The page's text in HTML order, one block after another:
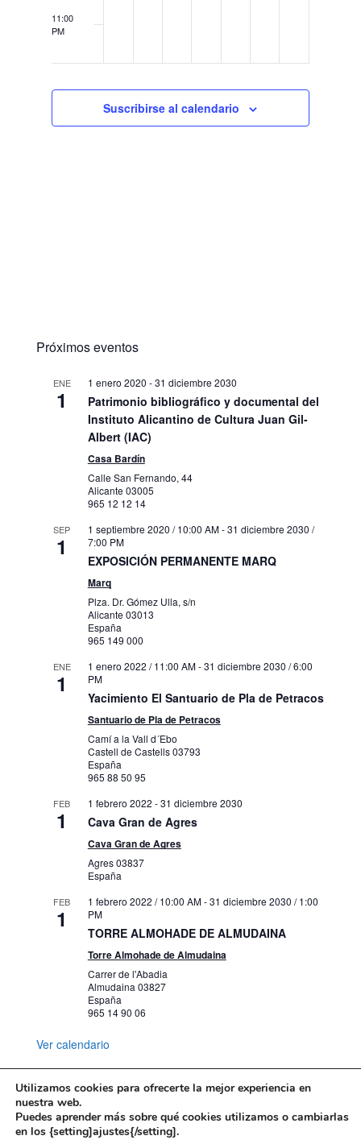
11:00
PM
Suscribirse al calendario
Próximos eventos
ENE
1
1 enero 2020 -31 diciembre 2030
Patrimonio bibliográfico y documental del
Instituto Alicantino de Cultura Juan Gil-
Albert (IAC)
Casa Bardín
Calle San Fernando, 44
Alicante 03005
965 12 12 14
SEP
1
1 septiembre 2020 / 10:00 AM-31 diciembre 2030 /
7:00 PM
EXPOSICIÓN PERMANENTE MARQ
Marq
Plza. Dr. Gómez Ulla, s/n
Alicante 03013
España
965 149 000
ENE
1
1 enero 2022 / 11:00 AM-31 diciembre 2030 / 6:00
PM
Yacimiento El Santuario de Pla de Petracos
Santuario de Pla de Petracos
Camí a la Vall d´Ebo
Castell de Castells03793
España
965 88 50 95
FEB
1
1 febrero 2022 -31 diciembre 2030
Cava Gran de Agres
Cava Gran de Agres
Agres03837
España
FEB
1
1 febrero 2022 / 10:00 AM-31 diciembre 2030 / 1:00
PM
TORRE ALMOHADE DE ALMUDAINA
Torre Almohade de Almudaina
Carrer de l'Abadia
Almudaina 03827
España
965 14 90 06
Ver calendario
Mapa web
Política de Privacidad
Politica de cookies
Utilizamos cookies para ofrecerte la mejor experiencia en
nuestra web.
Puedes aprender más sobre qué cookies utilizamos o cambiarlas
en los {setting]ajustes{/setting].